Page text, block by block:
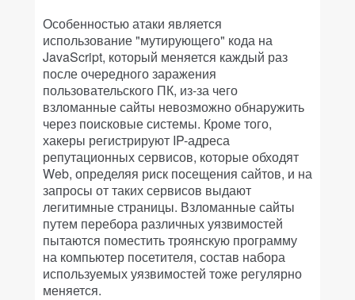
Особенностью атаки является
использование "мутирующего" кода на
JavaScript, который меняется каждый раз
после очередного заражения
пользовательского ПК, из-за чего
взломанные сайты невозможно обнаружить
через поисковые системы. Кроме того,
хакеры регистрируют IP-адреса
репутационных сервисов, которые обходят
Web, определяя риск посещения сайтов, и на
запросы от таких сервисов выдают
легитимные страницы. Взломанные сайты
путем перебора различных уязвимостей
пытаются поместить троянскую программу
на компьютер посетителя, состав набора
используемых уязвимостей тоже регулярно
меняется.